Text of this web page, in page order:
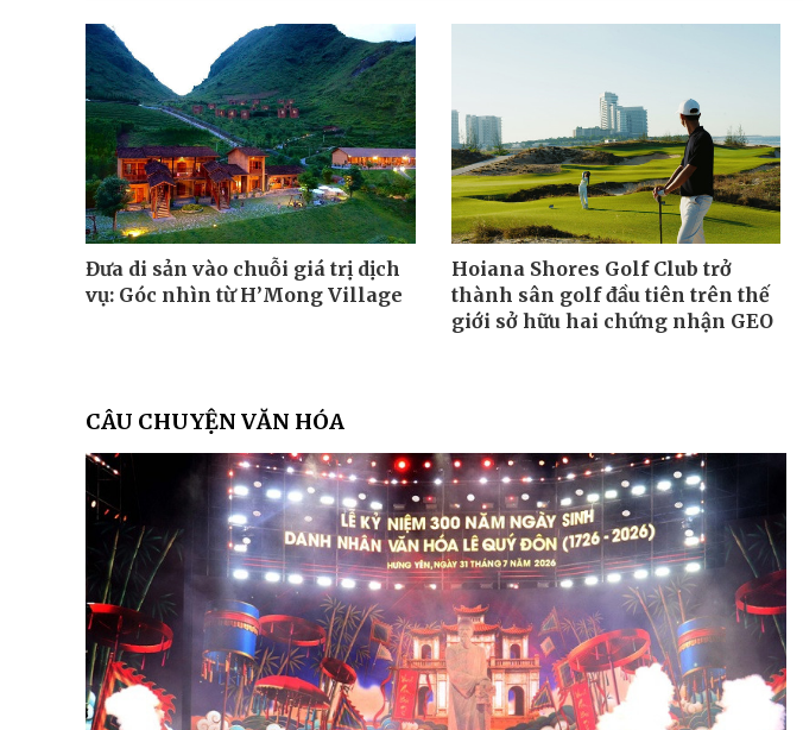
Đưa di sản vào chuỗi giá trị dịch
vụ: Góc nhìn từ H’Mong Village
Hoiana Shores Golf Club trở
thành sân golf đầu tiên trên thế
giới sở hữu hai chứng nhận GEO
CÂU CHUYỆN VĂN HÓA